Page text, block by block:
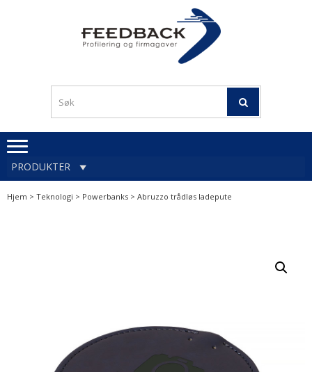
PRODUKTER
Hjem > Teknologi > Powerbanks > Abruzzo trådløs ladepute